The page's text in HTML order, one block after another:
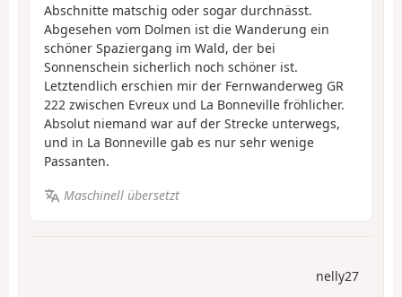
Abschnitte matschig oder sogar durchnässt.
Abgesehen vom Dolmen ist die Wanderung ein
schöner Spaziergang im Wald, der bei
Sonnenschein sicherlich noch schöner ist.
Letztendlich erschien mir der Fernwanderweg GR
222 zwischen Evreux und La Bonneville fröhlicher.
Absolut niemand war auf der Strecke unterwegs,
und in La Bonneville gab es nur sehr wenige
Passanten.
Maschinell übersetzt
nelly27